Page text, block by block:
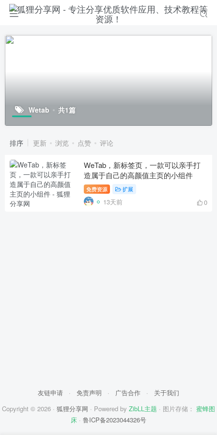
Wetab 共1篇
排序 更新 浏览 点赞 评论
WeTab，新标签页，一款可以亲手打
造属于自己的高颜值主页的小组件
免费资源 扩展
13天前 0
友链申请 · 免责声明 · 广告合作 ·
关于我们
Copyright © 2026 · 狐狸分享网 · Powered by ZibLL主题 · 图片存储： 蜜蜂图
床 · 鲁ICP备2023044326号